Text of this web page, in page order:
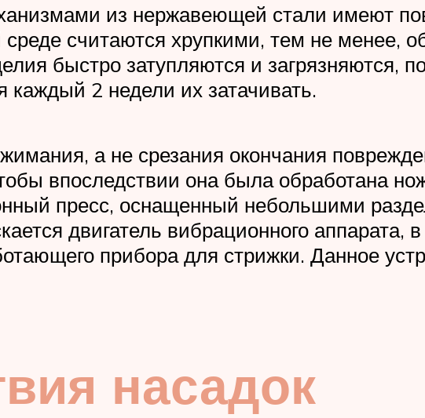
из нержавеющей стали имеют
считаются хрупкими, тем не менее,
быстро затупляются и загрязняются,
2 недели их затачивать.
а не срезания окончания
впоследствии она была обработана
пресс, оснащенный небольшими
двигатель вибрационного аппарата,
прибора для стрижки. Данное
насадок